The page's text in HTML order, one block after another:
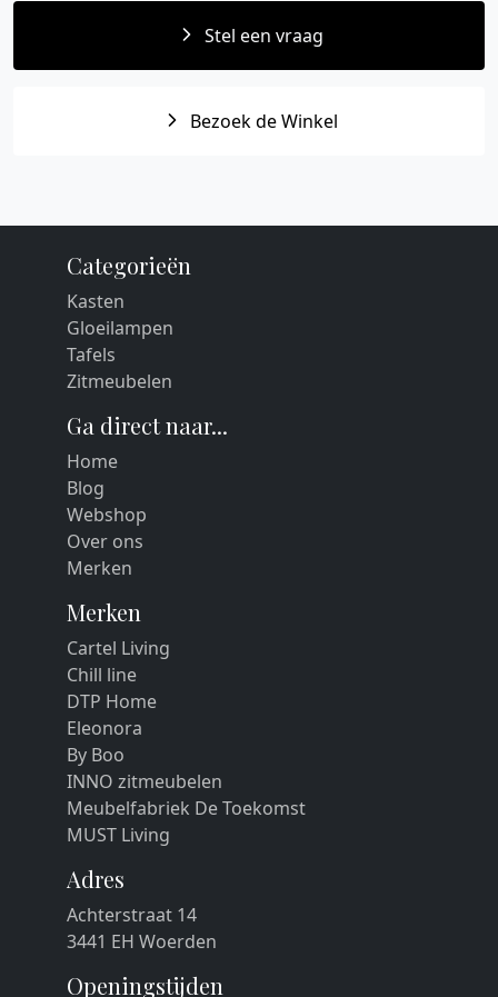
Stel een vraag
Bezoek de Winkel
Categorieën
Kasten
Gloeilampen
Tafels
Zitmeubelen
Ga direct naar...
Home
Blog
Webshop
Over ons
Merken
Merken
Cartel Living
Chill line
DTP Home
Eleonora
By Boo
INNO zitmeubelen
Meubelfabriek De Toekomst
MUST Living
Adres
Achterstraat 14
3441 EH Woerden
Openingstijden